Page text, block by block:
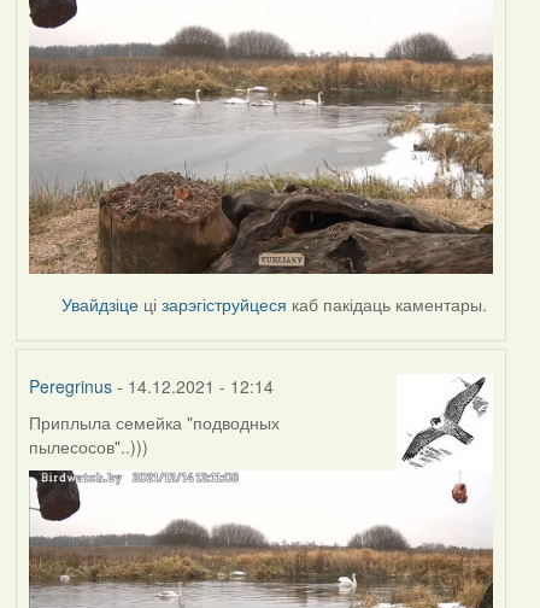
Увайдзіце цізарэгіструйцеся каб пакідаць каментары.
Peregrinus- 14.12.2021 - 12:14
Приплыла семейка "подводных
пылесосов"..)))